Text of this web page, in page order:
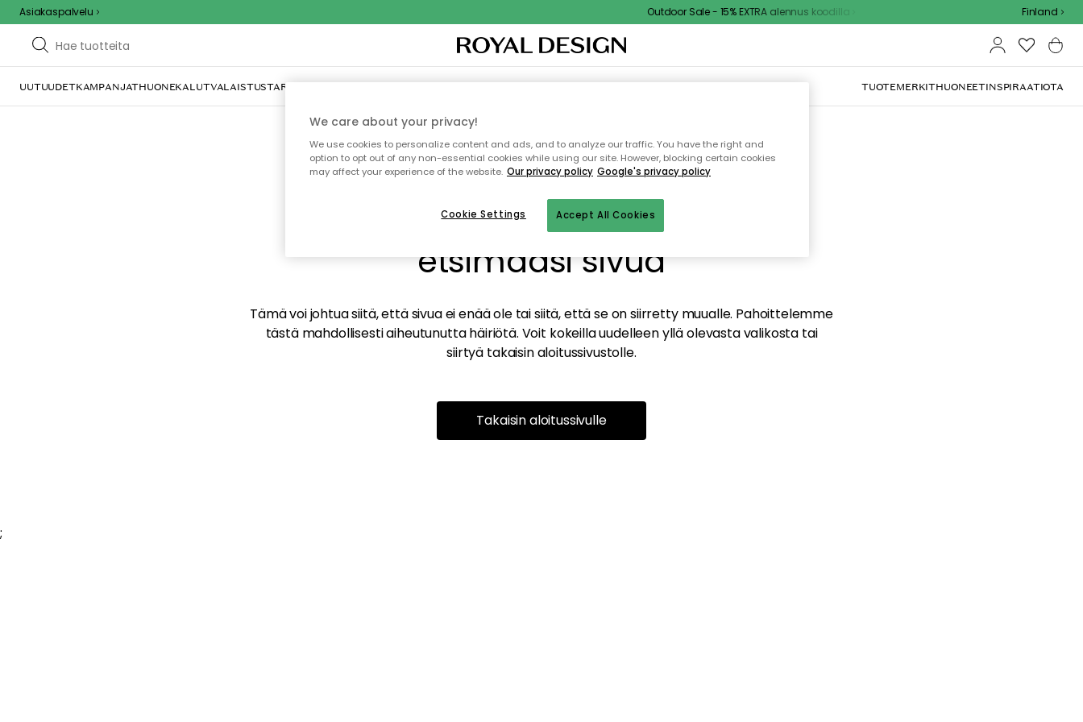
Asiakaspalvelu Outdoor Sale - 15% EXTRA alennus koodilla Finland
UUTUUDETKAMPANJATHUONEKALUTVALAISTUSTARJOILU JA KATTAUSSISUSTUSTEKSTIILIT & MATOTKEITTIÖSÄILYTYSULKOKALUSTEET TUOTEMERKITHUONEETINSPIRAATIOTA
Emme valitettavasti löydä
etsimääsi sivua
Tämä voi johtua siitä, että sivua ei enää ole tai siitä, että se on siirretty muualle. Pahoittelemme
tästä mahdollisesti aiheutunutta häiriötä. Voit kokeilla uudelleen yllä olevasta valikosta tai
siirtyä takaisin aloitussivustolle.
Takaisin aloitussivulle
;
We care about your privacy!
We use cookies to personalize content and ads, and to analyze our traffic. You have the right and
option to opt out of any non-essential cookies while using our site. However, blocking certain cookies
may affect your experience of the website. Our privacy policy Google's privacy policy
Accept All Cookies
Cookie Settings